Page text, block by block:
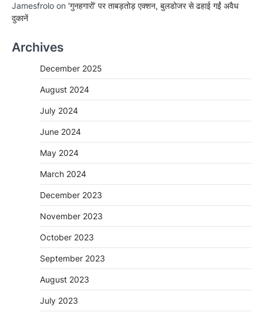
Jamesfrolo on ‘गुनहगारों’ पर ताबड़तोड़ एक्शन, बुलडोजर से ढहाई गईं अवैध
दुकानें
Archives
December 2025
August 2024
July 2024
June 2024
May 2024
March 2024
December 2023
November 2023
October 2023
September 2023
August 2023
July 2023